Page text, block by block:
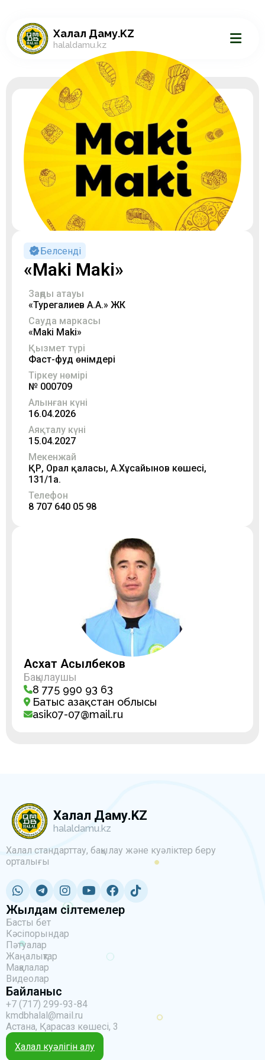
Халал Даму.KZ
halaldamu.kz
Белсенді
«Maki Maki»
Заңды атауы
«Турегалиев А.А.» ЖК
Сауда маркасы
«Maki Maki»
Қызмет түрі
Фаст-фуд өнімдері
Тіркеу нөмірі
№ 000709
Алынған күні
16.04.2026
Аяқталу күні
15.04.2027
Мекенжай
ҚР, Орал қаласы, А.Хұсайынов көшесі,
131/1а.
Телефон
8 707 640 05 98
Асхат Асылбеков
Бақылаушы
8 775 990 93 63
Батыс Қазақстан облысы
asik07-07@mail.ru
Халал Даму.KZ
halaldamu.kz
Халал стандарттау, бақылау және куәліктер беру
орталығы
Жылдам сілтемелер
Басты бет
Кәсіпорындар
Пәтуалар
Жаңалықтар
Мақалалар
Видеолар
Байланыс
+7 (717) 299-93-84
kmdbhalal@mail.ru
Астана, Қарасаз көшесі, 3
Халал куәлігін алу